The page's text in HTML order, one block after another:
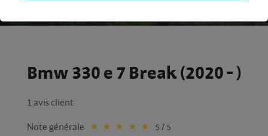
Bmw 330 e 7 Break (2020 - )
1 avis client
Note générale 5 / 5